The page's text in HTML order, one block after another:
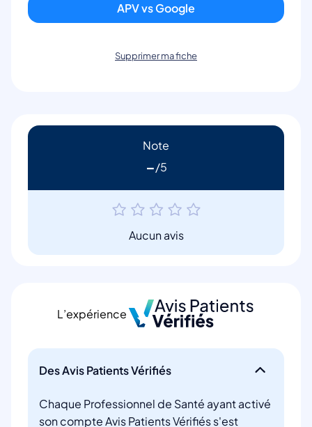
APV vs Google
Supprimer ma fiche
Note
-
Aucun avis
L’expérience
Des Avis Patients Vérifiés
Chaque Professionnel de Santé ayant activé
son compte Avis Patients Vérifiés s'est